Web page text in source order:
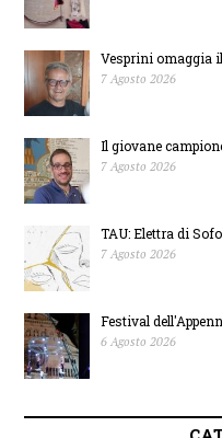
comuni
Vesprini omaggia il
7 Agosto 2026
Il giovane
7 Agosto 2026
TAU: Elettra di
7 Agosto 2026
Festival
6 Agosto 2026